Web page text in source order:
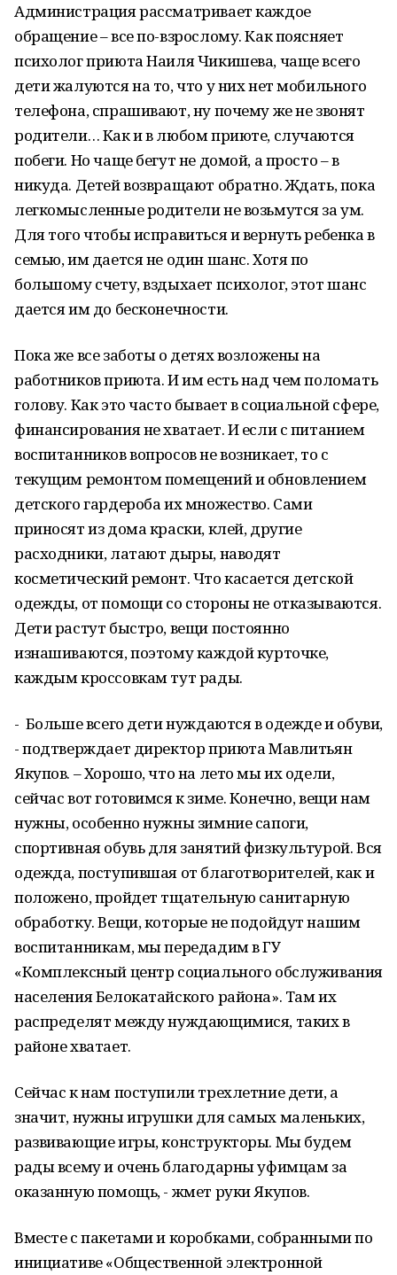
Администрация рассматривает каждое
обращение – все по-взрослому. Как поясняет
психолог приюта Наиля Чикишева, чаще всего
дети жалуются на то, что у них нет мобильного
телефона, спрашивают, ну почему же не звонят
родители… Как и в любом приюте, случаются
побеги. Но чаще бегут не домой, а просто – в
никуда. Детей возвращают обратно. Ждать, пока
легкомысленные родители не возьмутся за ум.
Для того чтобы исправиться и вернуть ребенка в
семью, им дается не один шанс. Хотя по
большому счету, вздыхает психолог, этот шанс
дается им до бесконечности.
Пока же все заботы о детях возложены на
работников приюта. И им есть над чем поломать
голову. Как это часто бывает в социальной сфере,
финансирования не хватает. И если с питанием
воспитанников вопросов не возникает, то с
текущим ремонтом помещений и обновлением
детского гардероба их множество. Сами
приносят из дома краски, клей, другие
расходники, латают дыры, наводят
косметический ремонт. Что касается детской
одежды, от помощи со стороны не отказываются.
Дети растут быстро, вещи постоянно
изнашиваются, поэтому каждой курточке,
каждым кроссовкам тут рады.
- Больше всего дети нуждаются в одежде и обуви,
- подтверждает директор приюта Мавлитьян
Якупов. – Хорошо, что на лето мы их одели,
сейчас вот готовимся к зиме. Конечно, вещи нам
нужны, особенно нужны зимние сапоги,
спортивная обувь для занятий физкультурой. Вся
одежда, поступившая от благотворителей, как и
положено, пройдет тщательную санитарную
обработку. Вещи, которые не подойдут нашим
воспитанникам, мы передадим в ГУ
«Комплексный центр социального обслуживания
населения Белокатайского района». Там их
распределят между нуждающимися, таких в
районе хватает.
Сейчас к нам поступили трехлетние дети, а
значит, нужны игрушки для самых маленьких,
развивающие игры, конструкторы. Мы будем
рады всему и очень благодарны уфимцам за
оказанную помощь, - жмет руки Якупов.
Вместе с пакетами и коробками, собранными по
инициативе «Общественной электронной